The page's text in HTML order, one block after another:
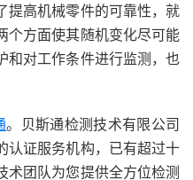
提高机械零件的可靠性，就
个方面使其随机变化尽可能
和对工作条件进行监测，也
。贝斯通检测技术有限公司
认证服务机构，已有超过十
术团队为您提供全方位检测